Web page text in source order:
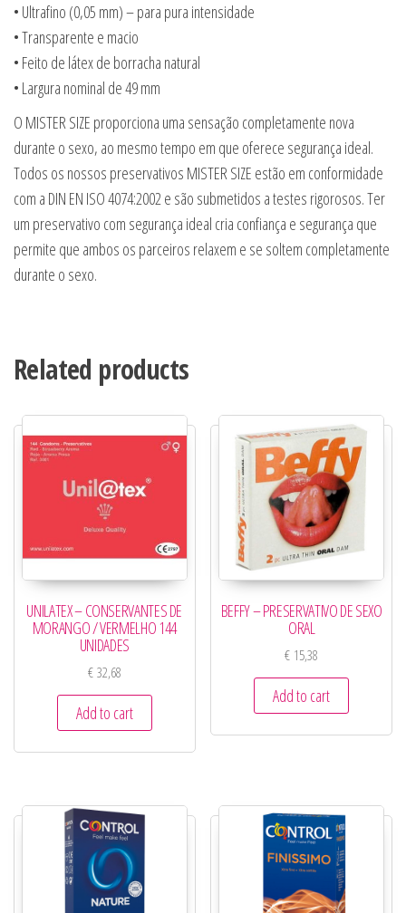
• Ultrafino (0,05 mm) – para pura intensidade
• Transparente e macio
• Feito de látex de borracha natural
• Largura nominal de 49 mm
O MISTER SIZE proporciona uma sensação completamente nova
durante o sexo, ao mesmo tempo em que oferece segurança ideal.
Todos os nossos preservativos MISTER SIZE estão em conformidade
com a DIN EN ISO 4074:2002 e são submetidos a testes rigorosos. Ter
um preservativo com segurança ideal cria confiança e segurança que
permite que ambos os parceiros relaxem e se soltem completamente
durante o sexo.
Related products
UNILATEX – CONSERVANTES DE
MORANGO / VERMELHO 144
UNIDADES
€32,68
Add to cart
BEFFY – PRESERVATIVO DE SEXO
ORAL
€ 15,38
Add to cart